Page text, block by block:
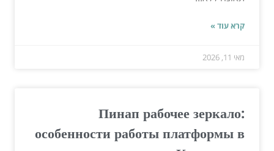
קרא עוד »
מאי 11, 2026
Пинап рабочее зеркало:
особенности работы платформы в